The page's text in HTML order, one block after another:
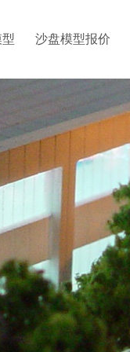
沙盘模型报价